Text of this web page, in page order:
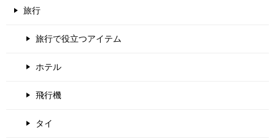
旅行
旅行で役立つアイテム
ホテル
飛行機
タイ